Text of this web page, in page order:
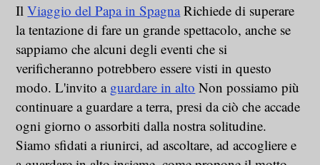
IlViaggio del Papa in SpagnaRichiede di superare
la tentazione di fare un grande spettacolo, anche se
sappiamo che alcuni degli eventi che si
verificheranno potrebbero essere visti in questo
modo. L'invito a guardare in alto Non possiamo più
continuare a guardare a terra, presi da ciò che accade
ogni giorno o assorbiti dalla nostra solitudine.
Siamo sfidati a riunirci, ad ascoltare, ad accogliere e